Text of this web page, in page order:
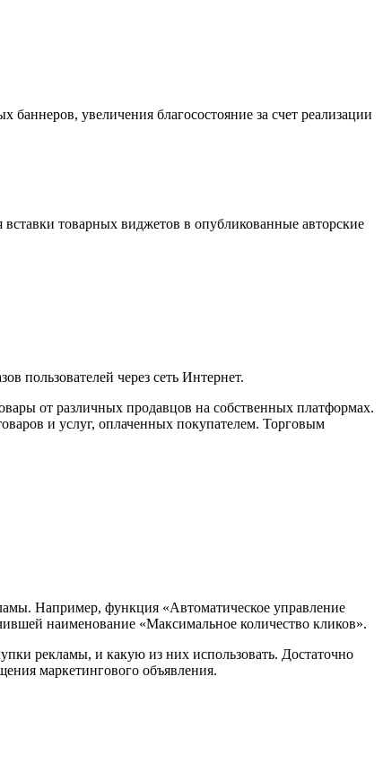
увеличения благосостояние за счет реализации
товарных виджетов в опубликованные авторские
пользователей через сеть Интернет.
от различных продавцов на собственных платформах.
и услуг, оплаченных покупателем. Торговым
Например, функция «Автоматическое управление
наименование «Максимальное количество кликов».
рекламы, и какую из них использовать. Достаточно
маркетингового объявления.